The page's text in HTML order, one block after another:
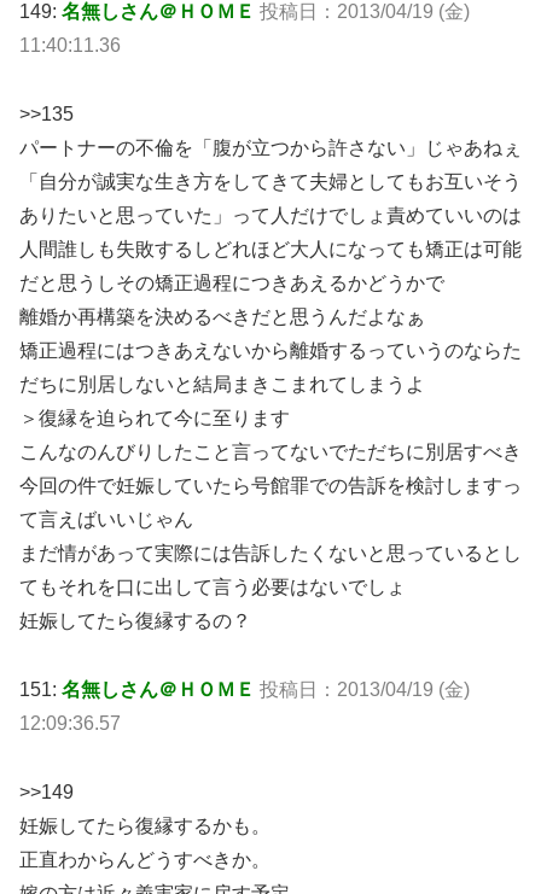
149: 名無しさん＠ＨＯＭＥ 投稿日：2013/04/19 (金)
11:40:11.36
>>135
パートナーの不倫を「腹が立つから許さない」じゃあねぇ
「自分が誠実な生き方をしてきて夫婦としてもお互いそう
ありたいと思っていた」って人だけでしょ責めていいのは
人間誰しも失敗するしどれほど大人になっても矯正は可能
だと思うしその矯正過程につきあえるかどうかで
離婚か再構築を決めるべきだと思うんだよなぁ
矯正過程にはつきあえないから離婚するっていうのならた
だちに別居しないと結局まきこまれてしまうよ
＞復縁を迫られて今に至ります
こんなのんびりしたこと言ってないでただちに別居すべき
今回の件で妊娠していたら号館罪での告訴を検討しますっ
て言えばいいじゃん
まだ情があって実際には告訴したくないと思っているとし
てもそれを口に出して言う必要はないでしょ
妊娠してたら復縁するの？
151: 名無しさん＠ＨＯＭＥ 投稿日：2013/04/19 (金)
12:09:36.57
>>149
妊娠してたら復縁するかも。
正直わからんどうすべきか。